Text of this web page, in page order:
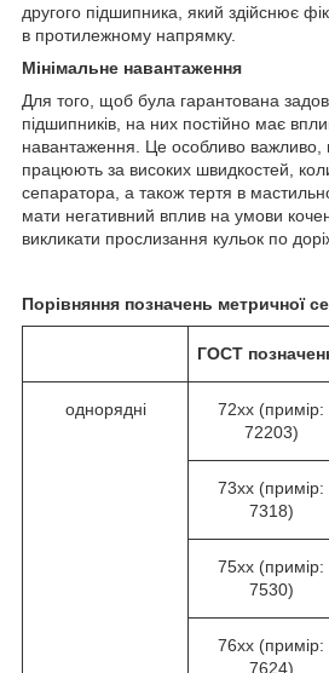
другого підшипника, який здійснює
в протилежному напрямку.
Мінімальне навантаження
Для того, щоб була гарантована
підшипників, на них постійно має
навантаження. Це особливо важливо,
працюють за високих швидкостей, коли
сепаратора, а також тертя в
мати негативний вплив на умови
викликати прослизання кульок по
Порівняння позначень метричної
ГОСТ
однорядні
72хх (примір:
72203)
73хх (примір:
7318)
75хх (примір:
7530)
76хх (примір:
7624)